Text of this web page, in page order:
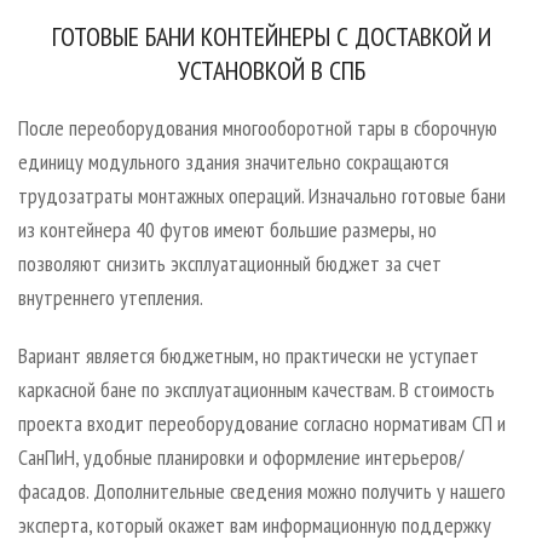
ГОТОВЫЕ БАНИ КОНТЕЙНЕРЫ С ДОСТАВКОЙ И
УСТАНОВКОЙ В СПБ
После переоборудования многооборотной тары в сборочную
единицу модульного здания значительно сокращаются
трудозатраты монтажных операций. Изначально готовые бани
из контейнера 40 футов имеют большие размеры, но
позволяют снизить эксплуатационный бюджет за счет
внутреннего утепления.
Вариант является бюджетным, но практически не уступает
каркасной бане по эксплуатационным качествам. В стоимость
проекта входит переоборудование согласно нормативам СП и
СанПиН, удобные планировки и оформление интерьеров/
фасадов. Дополнительные сведения можно получить у нашего
эксперта, который окажет вам информационную поддержку